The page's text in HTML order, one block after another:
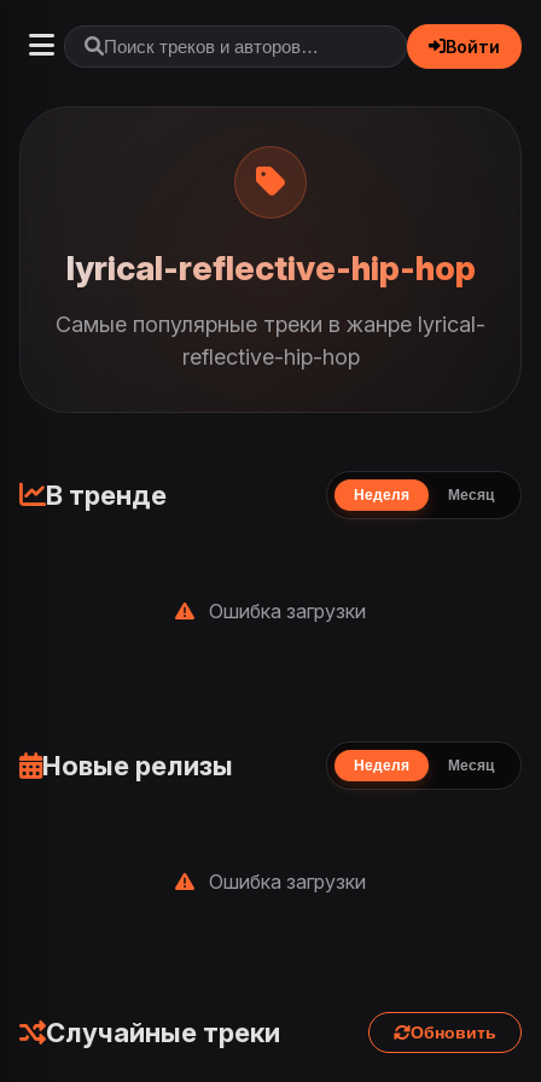
Войти
lyrical-reflective-hip-hop
Самые популярные треки в жанре lyrical-
reflective-hip-hop
В тренде Неделя Месяц
Ошибка загрузки
Новые релизы Неделя Месяц
Ошибка загрузки
Случайные треки Обновить